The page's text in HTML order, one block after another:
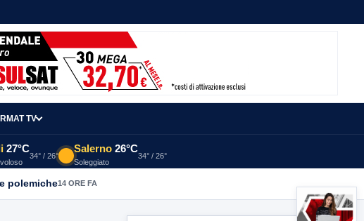
TV
27°C
34° / 26°
Salerno 26°C
Soleggiato
34° / 26°
polemiche14 ORE FA